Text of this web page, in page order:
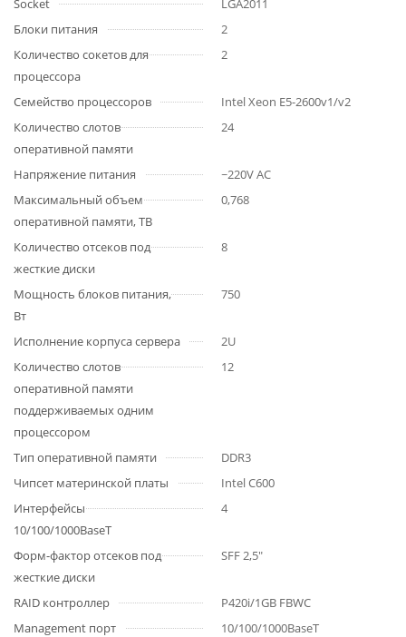
Socket
LGA2011
Блоки питания
2
Количество сокетов для
процессора
2
Семейство процессоров
Intel Xeon E5-2600v1/v2
Количество слотов
оперативной памяти
24
Напряжение питания
~220V AC
Максимальный объем
оперативной памяти, TB
0,768
Количество отсеков под
жесткие диски
8
Мощность блоков питания,
Вт
750
Исполнение корпуса сервера
2U
Количество слотов
оперативной памяти
поддерживаемых одним
процессором
12
Тип оперативной памяти
DDR3
Чипсет материнской платы
Intel C600
Интерфейсы
10/100/1000BaseT
4
Форм-фактор отсеков под
жесткие диски
SFF 2,5"
RAID контроллер
P420i/1GB FBWC
Management порт
10/100/1000BaseT